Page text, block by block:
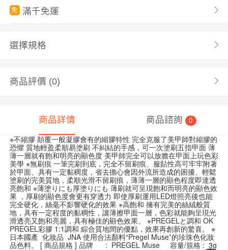
免 滿千免運
選擇規格
商品評價 (0)
商品詳情 商品諮詢 0
※不縮膠 顛覆一般凝膠會有的縮膠特性 完全克服了美甲師對縮膠的
恐懼 質地輕盈柔順易塗刷 不糾結的手感，可一次塗刷五指甲面 薄
薄一層就有飽和明亮的顯色度 美甲師完全可以放膽在甲面上玩色彩
美學 ※無刷痕 一筆完刷到底，完全不留刷痕、服貼性高可牢牢附著
於甲面、具有一定黏稠度，省去擔心會因外流所造成的困擾、輕鬆
塗刷的完美質地，柔順光滑不留刷痕，薄薄一層的顯色程度即達透
亮飽和 ※薄塗りにも厚塗りにも 薄刷就可呈現飽和而明亮的顯色效
果 ，厚刷的顯色度會更有穿透力 即使厚刷運用LED燈照亮後也能
完全硬化，絲毫不影響硬化的效果 ※高飽和 擁有完美的絲絨般質
地，具有一定程度的黏稠性，讓薄擦甲面一層，色彩就能夠呈現光
滑透亮又飽和亮麗，具有極佳的顯色效果。 ※PREGELと調和 OK
PREGEL彩膠 1:1調和 綜合質地間的優點，效果再創新的驚喜。 ※
日本國產 化妝品 JNA 使用合法顏料“Pregel Muse”的珍珠色化妝
品色料。 [ 商品規格 ] 品牌 : PREGEL Muse 容量/規格 : 3g